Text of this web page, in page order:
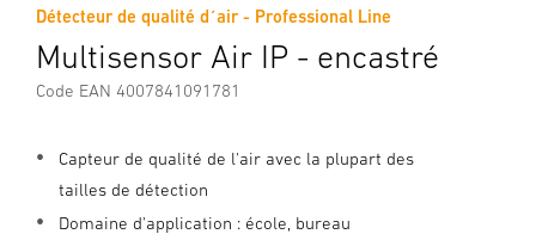
Détecteur de qualité d´air - Professional Line
Multisensor Air IP - encastré
Code EAN 4007841091781
Capteur de qualité de l'air avec la plupart des
tailles de détection
Domaine d'application : école, bureau